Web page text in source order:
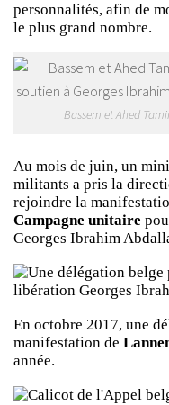
personnalités, afin de
le plus grand nombre.
Bassem et Ahed
Au mois de juin, un
militants a pris la
rejoindre la
Campagne unitaire
Georges Ibrahim
En octobre 2017, une
manifestation de
année.